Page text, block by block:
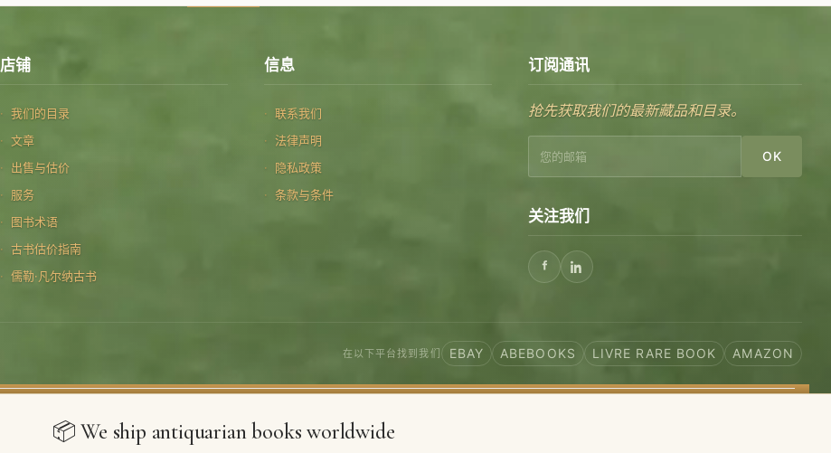
店铺
我们的目录
文章
出售与估价
服务
图书术语
古书估价指南
儒勒·凡尔纳古书
信息
联系我们
法律声明
隐私政策
条款与条件
订阅通讯
抢先获取我们的最新藏品和目录。
OK
关注我们
在以下平台找到我们 EBAY ABEBOOKS LIVRE RARE BOOK AMAZON
📦 We ship antiquarian books worldwide